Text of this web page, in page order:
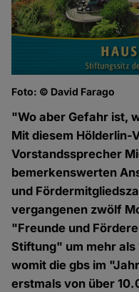
Foto: © David Farago
"Wo aber Gefahr ist,
Mit diesem Hölderlin-
Vorstandssprecher
bemerkenswerten
und
vergangenen zwölf
"Freunde und
Stiftung" um mehr als
womit die gbs im
erstmals von über